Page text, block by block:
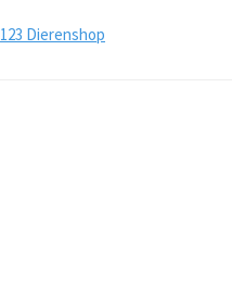
123 Dierenshop